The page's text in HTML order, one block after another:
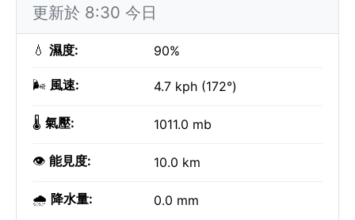
更新於 8:30 今日
💧 濕度: 90%
🌬️ 風速: 4.7 kph (172°)
🌡️ 氣壓: 1011.0 mb
👁️ 能見度: 10.0 km
🌧️ 降水量: 0.0 mm